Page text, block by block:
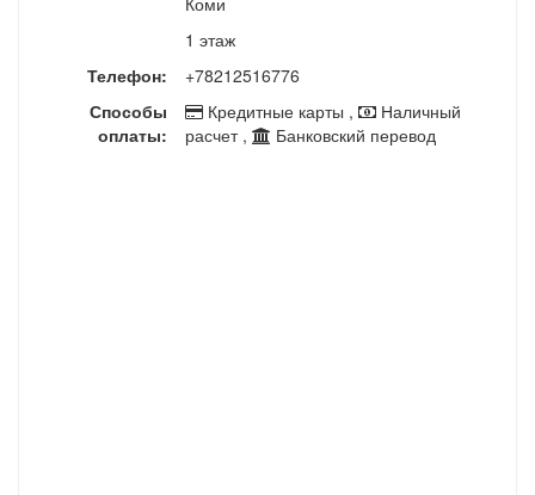
1 этаж
Телефон:
+78212516776
Способы
оплаты:
Кредитные карты ,
Наличный
расчет ,
Банковский перевод